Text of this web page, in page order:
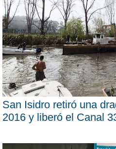
San Isidro retiró una
2016 y liberó el Canal